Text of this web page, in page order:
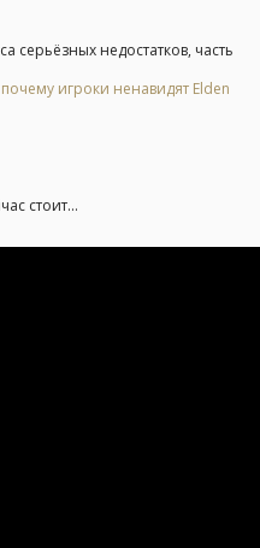
серьёзных недостатков, часть
игроки ненавидят Elden
стоит...